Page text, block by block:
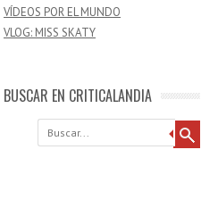
VÍDEOS POR EL MUNDO
VLOG: MISS SKATY
BUSCAR EN CRITICALANDIA
Buscar